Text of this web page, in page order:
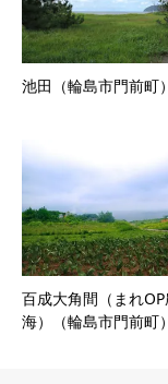
池田（輪島市門前町）
百成大角間（まれ
海）（輪島市門前町）